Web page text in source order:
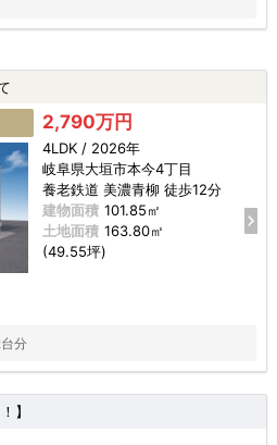
2,790万円
4LDK / 2026年
岐阜県大垣市本今4丁目
養老鉄道 美濃青柳 徒歩12分
建物面積 101.85㎡
土地面積 163.80㎡
(49.55坪)
分
】